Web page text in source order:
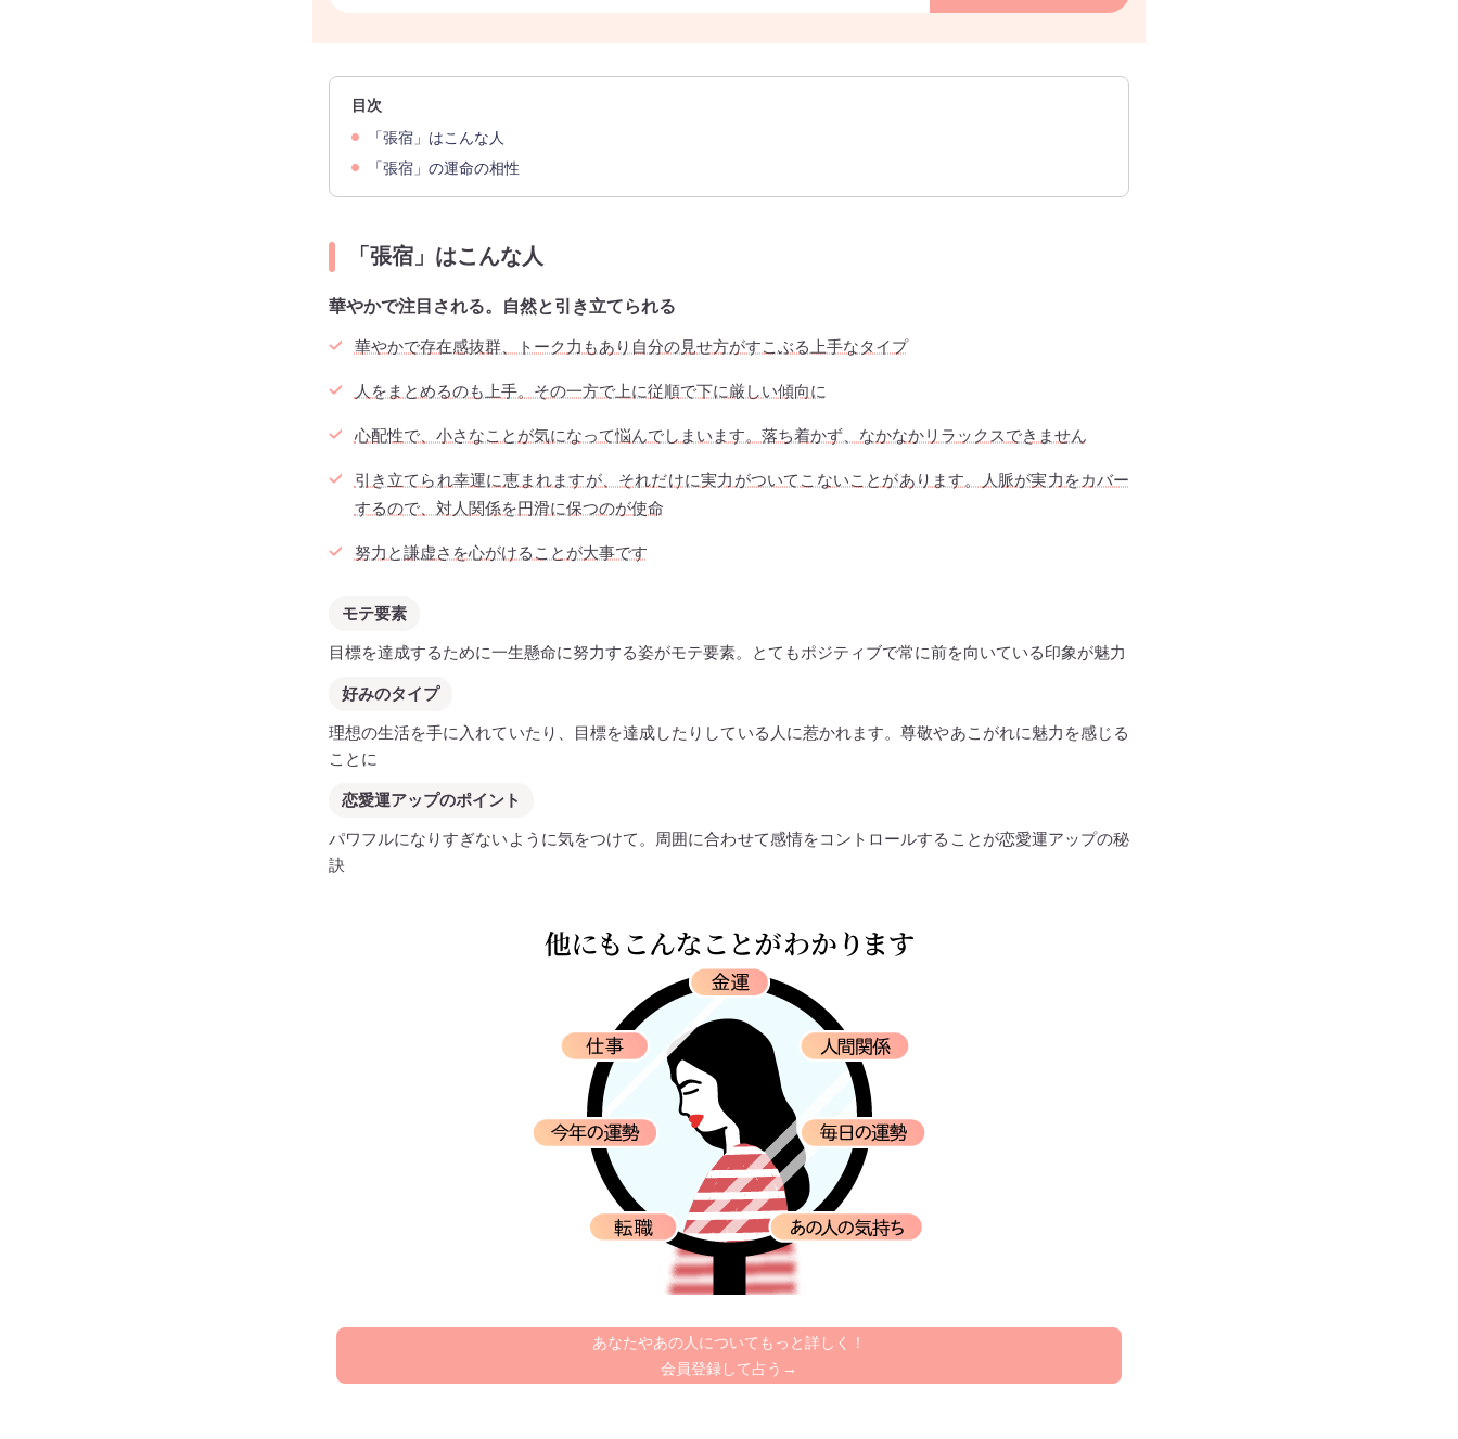
目次
「張宿」はこんな人
「張宿」の運命の相性
「張宿」はこんな人
華やかで注目される。自然と引き立てられる
華やかで存在感抜群、トーク力もあり自分の見せ方がすこぶる上手なタイプ
人をまとめるのも上手。その一方で上に従順で下に厳しい傾向に
心配性で、小さなことが気になって悩んでしまいます。落ち着かず、なかなかリラックスできません
引き立てられ幸運に恵まれますが、それだけに実力がついてこないことがあります。人脈が実力をカバー
するので、対人関係を円滑に保つのが使命
努力と謙虚さを心がけることが大事です
モテ要素
目標を達成するために一生懸命に努力する姿がモテ要素。とてもポジティブで常に前を向いている印象が魅力
好みのタイプ
理想の生活を手に入れていたり、目標を達成したりしている人に惹かれます。尊敬やあこがれに魅力を感じる
ことに
恋愛運アップのポイント
パワフルになりすぎないように気をつけて。周囲に合わせて感情をコントロールすることが恋愛運アップの秘
訣
あなたやあの人についてもっと詳しく！
会員登録して占う→